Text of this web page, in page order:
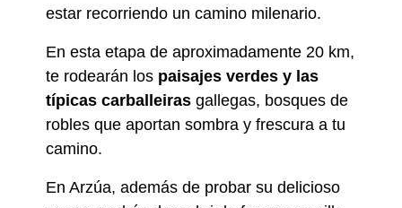
estar recorriendo un camino milenario.
En esta etapa de aproximadamente 20 km,
te rodearán los paisajes verdes y las
típicas carballeiras gallegas, bosques de
robles que aportan sombra y frescura a tu
camino.
En Arzúa, además de probar su delicioso